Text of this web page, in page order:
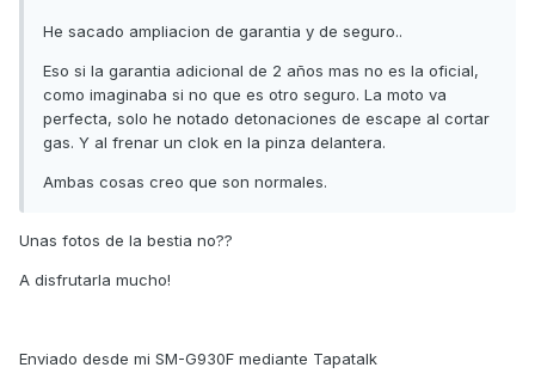
He sacado ampliacion de garantia y de seguro..
Eso si la garantia adicional de 2 años mas no es la oficial,
como imaginaba si no que es otro seguro. La moto va
perfecta, solo he notado detonaciones de escape al cortar
gas. Y al frenar un clok en la pinza delantera.
Ambas cosas creo que son normales.
Unas fotos de la bestia no??
A disfrutarla mucho!
Enviado desde mi SM-G930F mediante Tapatalk